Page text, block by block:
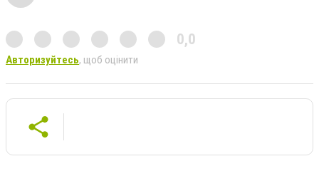
0,0
Авторизуйтесь, щоб оцінити